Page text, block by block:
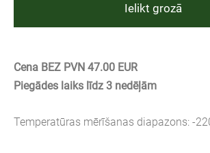
Ielikt grozā
Cena BEZ PVN 47.00 EUR
Piegādes laiks līdz 3 nedēļām
Temperatūras mērīšanas diapazons: -